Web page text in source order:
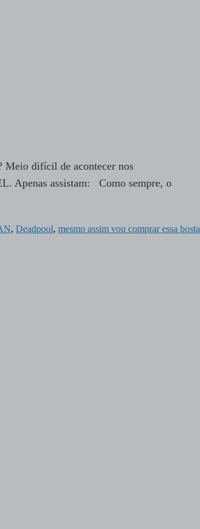
Meio difícil de acontecer nos
Apenas assistam: Como sempre, o
, Deadpool, mesmo assim vou comprar essa bosta